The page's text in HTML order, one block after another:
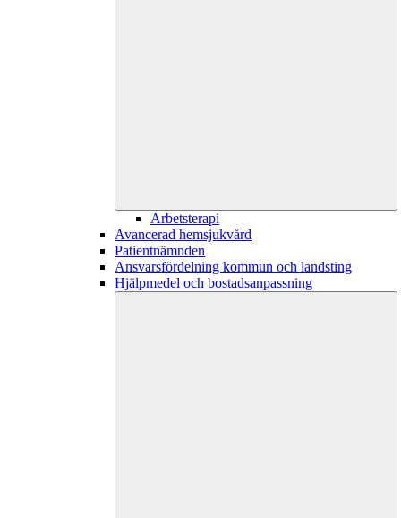
Arbetsterapi
Avancerad hemsjukvård
Patientnämnden
Ansvarsfördelning kommun och landsting
Hjälpmedel och bostadsanpassning